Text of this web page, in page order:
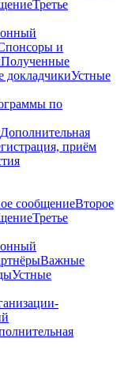
Третье
и
Полученные
докладчикиУстные
по
Дополнительная
приём
сообщениеВторое
Третье
Важные
Устные